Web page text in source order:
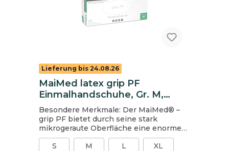
Lieferung bis 24.08.26
MaiMed latex grip PF
Einmalhandschuhe, Gr. M,
natur, ungepudert
Besondere Merkmale: Der MaiMed® –
grip PF bietet durch seine stark
mikrogeraute Oberfläche eine enorme
Griffigkeit und ein sicheres Halten von
Instrumenten und anderen
S M L XL